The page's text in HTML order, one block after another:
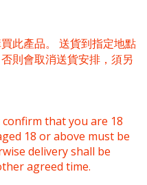
此產品。 送貨到指定地點
則會取消送貨安排，須另
that you are 18
18 or above must be
delivery shall be
agreed time.